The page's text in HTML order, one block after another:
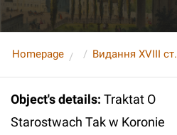
Homepage Видання XVIII ст.
Object's details: Traktat O
Starostwach Tak w Koronie